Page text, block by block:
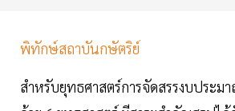
พิทักษ์สถาบันกษัตริย์
สำหรับยุทธศาสตร์การจัดสรรงบประม